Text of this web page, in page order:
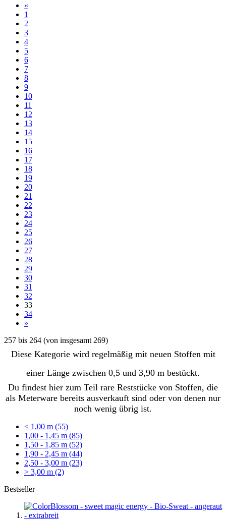
«
1
2
3
4
5
6
7
8
9
10
11
12
13
14
15
16
17
18
19
20
21
22
23
24
25
26
27
28
29
30
31
32
33
34
»
257 bis 264 (von insgesamt 269)
Diese Kategorie wird regelmäßig mit neuen Stoffen mit
einer Länge zwischen 0,5 und 3,90 m bestückt.
Du findest hier zum Teil rare Reststücke von Stoffen, die
als Meterware bereits ausverkauft sind oder von denen nur
noch wenig übrig ist.
< 1,00 m (55)
1,00 - 1,45 m (85)
1,50 - 1,85 m (52)
1,90 - 2,45 m (44)
2,50 - 3,00 m (23)
> 3,00 m (2)
Bestseller